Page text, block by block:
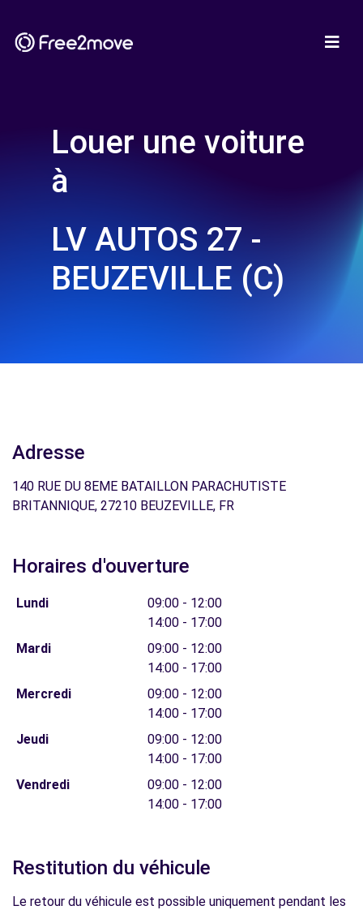
Louer une voiture
à
LV AUTOS 27 -
BEUZEVILLE (C)
Adresse
140 RUE DU 8EME BATAILLON PARACHUTISTE
BRITANNIQUE, 27210 BEUZEVILLE, FR
Horaires d'ouverture
Lundi
09:00 - 12:00
14:00 - 17:00
Mardi
09:00 - 12:00
14:00 - 17:00
Mercredi
09:00 - 12:00
14:00 - 17:00
Jeudi
09:00 - 12:00
14:00 - 17:00
Vendredi
09:00 - 12:00
14:00 - 17:00
Restitution du véhicule
Le retour du véhicule est possible uniquement pendant les